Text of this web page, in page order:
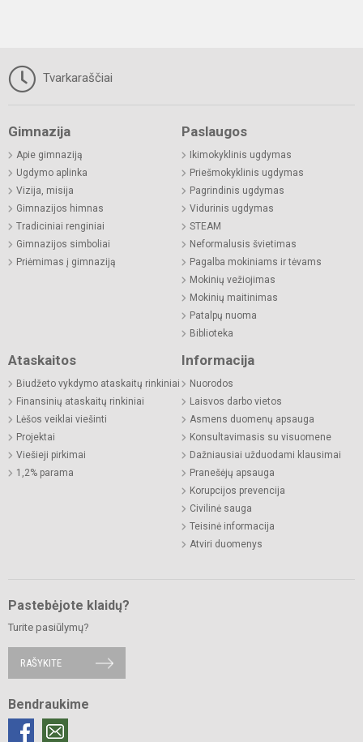
Tvarkaraščiai
Gimnazija
Apie gimnaziją
Ugdymo aplinka
Vizija, misija
Gimnazijos himnas
Tradiciniai renginiai
Gimnazijos simboliai
Priėmimas į gimnaziją
Paslaugos
Ikimokyklinis ugdymas
Priešmokyklinis ugdymas
Pagrindinis ugdymas
Vidurinis ugdymas
STEAM
Neformalusis švietimas
Pagalba mokiniams ir tėvams
Mokinių vežiojimas
Mokinių maitinimas
Patalpų nuoma
Biblioteka
Ataskaitos
Biudžeto vykdymo ataskaitų rinkiniai
Finansinių ataskaitų rinkiniai
Lėšos veiklai viešinti
Projektai
Viešieji pirkimai
1,2% parama
Informacija
Nuorodos
Laisvos darbo vietos
Asmens duomenų apsauga
Konsultavimasis su visuomene
Dažniausiai užduodami klausimai
Pranešėjų apsauga
Korupcijos prevencija
Civilinė sauga
Teisinė informacija
Atviri duomenys
Pastebėjote klaidų?
Turite pasiūlymų?
RAŠYKITE
Bendraukime